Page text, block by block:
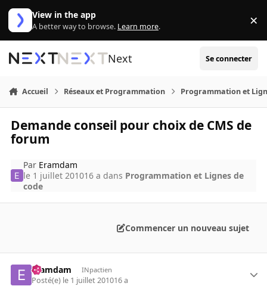
Aller au contenu
View in the app
A better way to browse. Learn more. ×
Next Se connecter
Accueil Réseaux et Programmation Programmation et
Demande conseil pour choix de CMS de
forum
Par Eramdam
le 1 juillet 201016 a dans Programmation et Lignes de
code
Commencer un nouveau sujet
Eramdam INpactien
Posté(e) le 1 juillet 201016 a